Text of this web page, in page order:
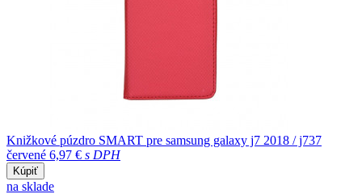
Knižkové púzdro SMART pre samsung galaxy j7 2018 / j737
červené 6,97 € s DPH
Kúpiť
na sklade